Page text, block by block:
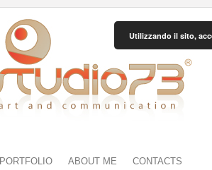
PORTFOLIO ABOUT ME CONTACTS
Utilizzando il sito,